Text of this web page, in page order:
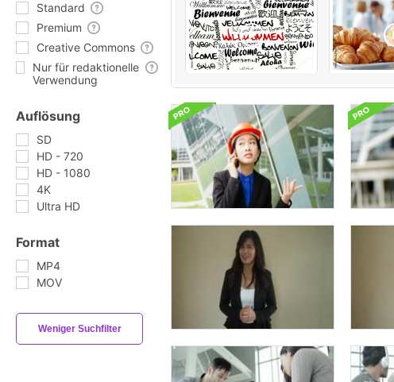
Standard
Premium
Creative Commons
Nur für redaktionelle
Verwendung
Auflösung
SD
HD - 720
HD - 1080
4K
Ultra HD
Format
MP4
MOV
Weniger Suchfilter